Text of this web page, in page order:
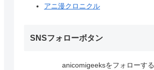
アニ漫クロニクル
SNSフォローボタン
anicomigeeksをフォローする